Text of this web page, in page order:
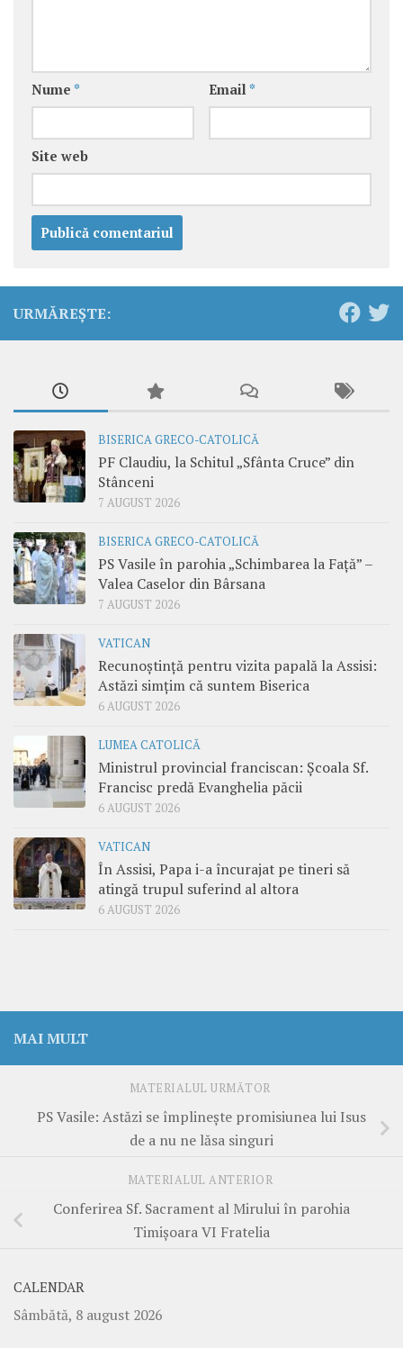
Nume * Email *
Site web
URMĂREȘTE:
BISERICA GRECO-CATOLICĂ
PF Claudiu, la Schitul „Sfânta Cruce” din
Stânceni
7 AUGUST 2026
BISERICA GRECO-CATOLICĂ
PS Vasile în parohia „Schimbarea la Față” –
Valea Caselor din Bârsana
7 AUGUST 2026
VATICAN
Recunoștință pentru vizita papală la Assisi:
Astăzi simțim că suntem Biserica
6 AUGUST 2026
LUMEA CATOLICĂ
Ministrul provincial franciscan: Școala Sf.
Francisc predă Evanghelia păcii
6 AUGUST 2026
VATICAN
În Assisi, Papa i-a încurajat pe tineri să
atingă trupul suferind al altora
6 AUGUST 2026
MAI MULT
MATERIALUL URMĂTOR
PS Vasile: Astăzi se împlinește promisiunea lui Isus
de a nu ne lăsa singuri
MATERIALUL ANTERIOR
Conferirea Sf. Sacrament al Mirului în parohia
Timișoara VI Fratelia
CALENDAR
Sâmbătă, 8 august 2026